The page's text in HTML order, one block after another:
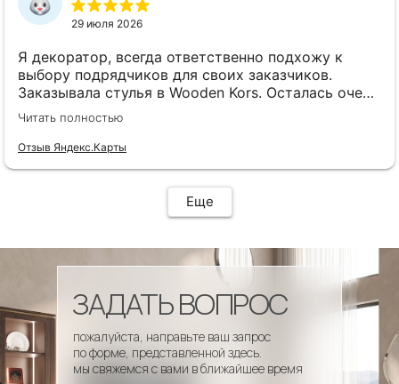
29 июля 2026
Я декоратор, всегда ответственно подхожу к
выбору подрядчиков для своих заказчиков.
Заказывала стулья в Wooden Kors. Осталась очень
довольна качеством, скоростью исполнения,
доставкой! А особенно
клиентоориентированностью менеджеров. Все
удобством гостей! Особенно приятно было то, что
по запросу выслали образцы тканей обивки и я
сочетающееся с основным текстилем ресторана.
Читать полностью
Отзыв Яндекс.Карты
Еще
пожалуйста, направьте ваш запрос
по форме, представленной здесь.
мы свяжемся с вами в ближайшее время
ЗАДАТЬ ВОПРОС